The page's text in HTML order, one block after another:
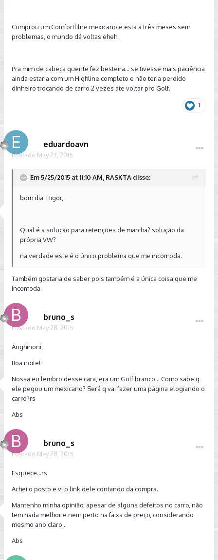
Comprou um Comfortlilne mexicano e esta a três meses sem
problemas, o mundo dá voltas eheh
Pra mim de cabeça quente fez besteira... se tivesse mais paciência
ainda estaria com um Highline completo e não teria perdido
dinheiro trocando de carro 2 vezes ate voltar pro Golf.
1
eduardoavn
Postado May 27, 2015
Em 5/25/2015 at 11:10 AM, RASKTA disse:
bom dia Higor,
Qual é a solução para retenções de marcha? solução da
própria VW?
na verdade este é o único problema que me incomoda.
Também gostaria de saber pois também é a única coisa que me
incomoda.
bruno_s
Postado May 28, 2015
Anghinoni,
Boa noite!
Nossa eu lembro desse cara, era um Golf branco... Como sabe q
ele pegou um mexicano? Será q vai fazer uma página elogiando o
carro?rs
Abs
bruno_s
Postado May 28, 2015
Esquece...rs
Achei o posto e vi o link dele contando da compra.
Mantenho minha opinião, apesar de alguns defeitos no carro, não
tem nada melhor e nem perto na faixa de preço, considerando
mesmo ano claro...
Abs